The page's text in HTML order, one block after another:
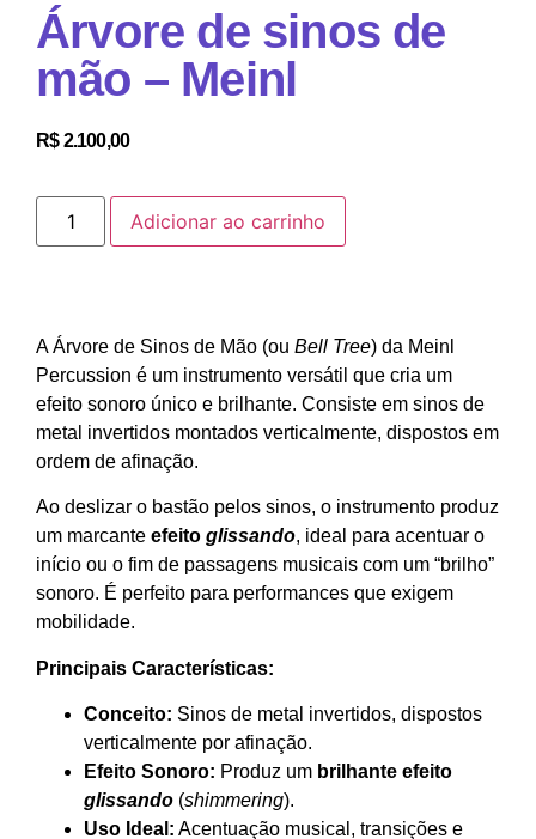
Árvore de sinos de
mão – Meinl
R$2.100,00
Adicionar ao carrinho
A Árvore de Sinos de Mão (ou Bell Tree) da Meinl
Percussion é um instrumento versátil que cria um
efeito sonoro único e brilhante. Consiste em sinos de
metal invertidos montados verticalmente, dispostos em
ordem de afinação.
Ao deslizar o bastão pelos sinos, o instrumento produz
um marcante efeito glissando, ideal para acentuar o
início ou o fim de passagens musicais com um “brilho”
sonoro. É perfeito para performances que exigem
mobilidade.
Principais Características:
Conceito: Sinos de metal invertidos, dispostos
verticalmente por afinação.
Efeito Sonoro: Produz um brilhante efeito
glissando (shimmering).
Uso Ideal: Acentuação musical, transições e